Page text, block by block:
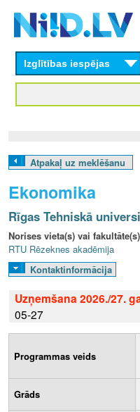
content
L
V
Izglītības iespējas
Atpakaļ uz meklēšanu
Ekonomika
Rīgas Tehniskā
Norises vieta(s) vai
RTU Rēzeknes akadēmija
Kontaktinformācija
Uzņemšana 2026./27.
05-27
Programmas veids
Grāds